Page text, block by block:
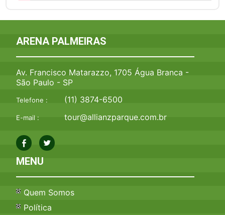
ARENA PALMEIRAS
Av. Francisco Matarazzo, 1705 Água Branca -
São Paulo - SP
Telefone : (11) 3874-6500
E-mail : tour@allianzparque.com.br
MENU
Quem Somos
Política